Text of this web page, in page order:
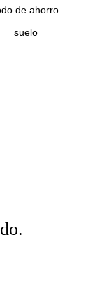
de ahorro
suelo